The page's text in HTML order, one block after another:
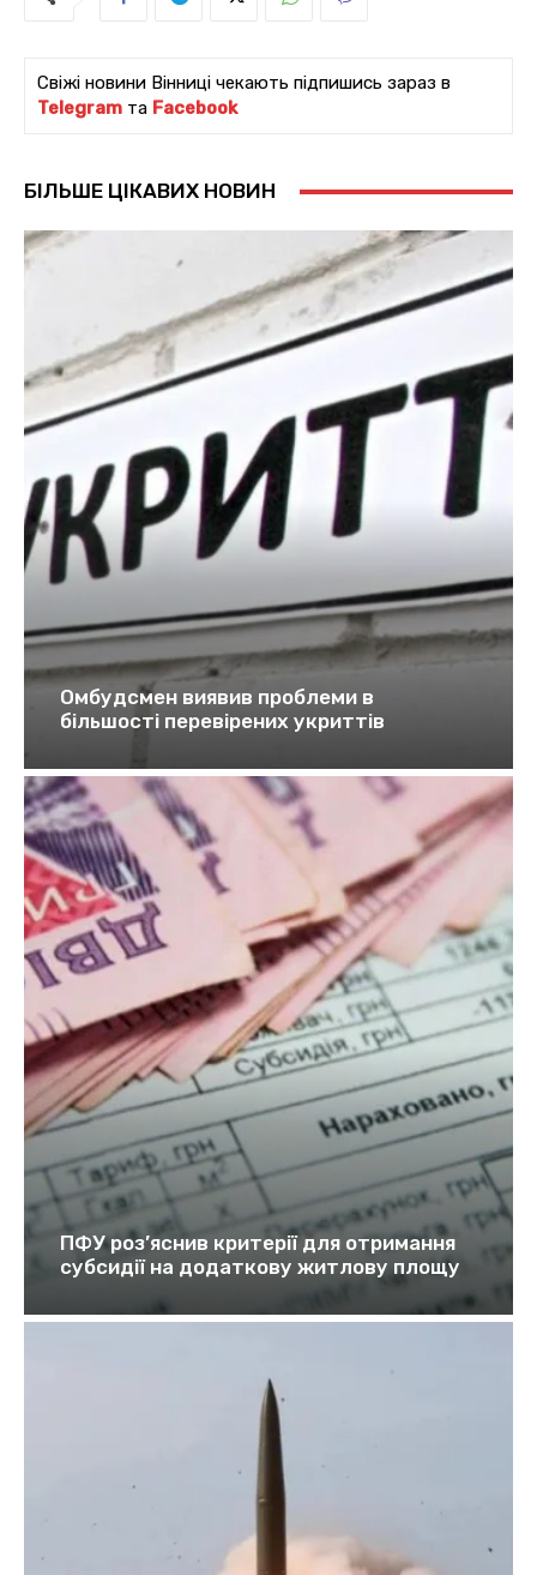
Свіжі новини Вінниці чекають підпишись зараз в
Telegram та Facebook
БІЛЬШЕ ЦІКАВИХ НОВИН
Омбудсмен виявив проблеми в
більшості перевірених укриттів
ПФУ роз’яснив критерії для отримання
субсидії на додаткову житлову площу